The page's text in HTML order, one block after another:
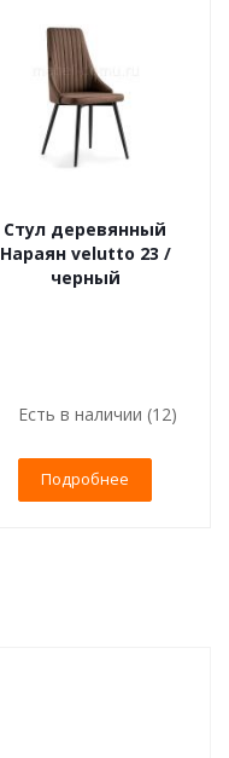
Стул деревянный
Нараян velutto 23 /
черный
Есть в наличии (12)
Подробнее